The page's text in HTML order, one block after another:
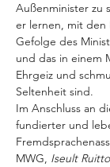
Außenminister zu
er lernen, mit den
Gefolge des
und das in einem
Ehrgeiz und
Seltenheit sind.
Im Anschluss an
fundierter und
MWG, Iseult